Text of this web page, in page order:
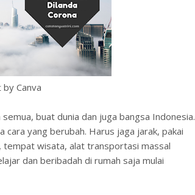
by Canva
buat dunia dan juga bangsa Indonesia.
yang berubah. Harus jaga jarak, pakai
tempat wisata, alat transportasi massal
dan beribadah di rumah saja mulai